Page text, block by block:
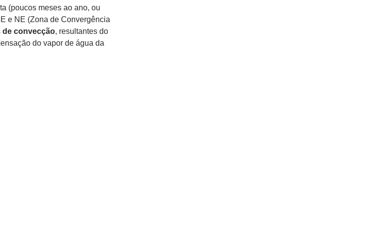
(poucos meses ao ano, ou
e NE (Zona de Convergência
de convecção, resultantes do
do vapor de água da